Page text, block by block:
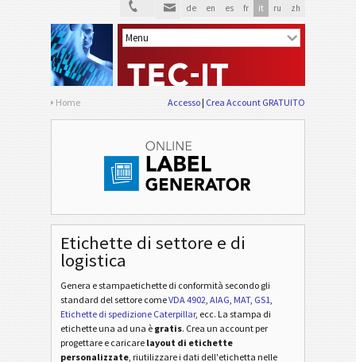
de en es fr it ru zh
Home Accesso Crea Account GRATUITO
Etichette di settore e di
logistica
Genera e stampaetichette di conformità secondo gli
standard del settore comeVDA 4902, AIAG, MAT, GS1,
Etichette di spedizione Caterpillar, ecc. La stampa di
etichette una ad una è gratis. Crea un account per
progettare e caricare layout di etichette
personalizzate, riutilizzare i dati dell'etichetta nelle